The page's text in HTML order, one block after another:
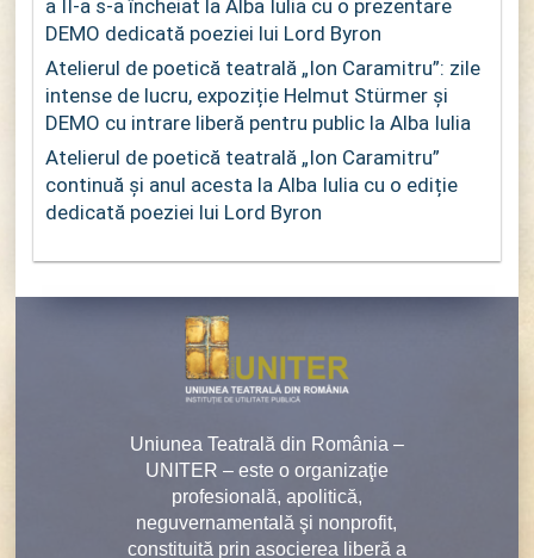
a II-a s-a încheiat la Alba Iulia cu o prezentare
DEMO dedicată poeziei lui Lord Byron
Atelierul de poetică teatrală „Ion Caramitru”: zile
intense de lucru, expoziție Helmut Stürmer și
DEMO cu intrare liberă pentru public la Alba Iulia
Atelierul de poetică teatrală „Ion Caramitru”
continuă și anul acesta la Alba Iulia cu o ediție
dedicată poeziei lui Lord Byron
Uniunea Teatrală din România –
UNITER – este o organizaţie
profesională, apolitică,
neguvernamentală şi nonprofit,
constituită prin asocierea liberă a